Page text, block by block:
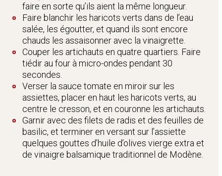
faire en sorte qu’ils aient la même longueur.
Faire blanchir les haricots verts dans de l’eau
salée, les égoutter, et quand ils sont encore
chauds les assaisonner avec la vinaigrette.
Couper les artichauts en quatre quartiers. Faire
tiédir au four à micro-ondes pendant 30
secondes.
Verser la sauce tomate en miroir sur les
assiettes, placer en haut les haricots verts, au
centre le cresson, et en couronne les artichauts.
Garnir avec des filets de radis et des feuilles de
basilic, et terminer en versant sur l’assiette
quelques gouttes d’huile d’olives vierge extra et
de vinaigre balsamique traditionnel de Modène.